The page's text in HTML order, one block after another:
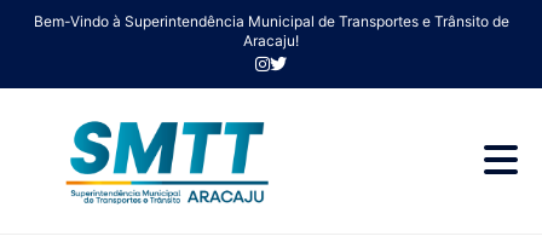
Bem-Vindo à Superintendência Municipal de Transportes e Trânsito de
Aracaju!